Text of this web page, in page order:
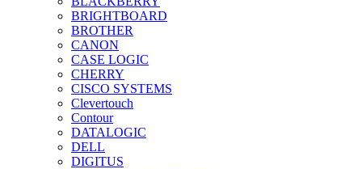
BRIGHTBOARD
BROTHER
CANON
CASE LOGIC
CHERRY
CISCO SYSTEMS
Clevertouch
Contour
DATALOGIC
DELL
DIGITUS